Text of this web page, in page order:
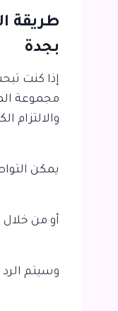
طريقة
بجدة
إذا كنت
مجموعة
والالتزام
يمكن
أو من خلال
وسيتم